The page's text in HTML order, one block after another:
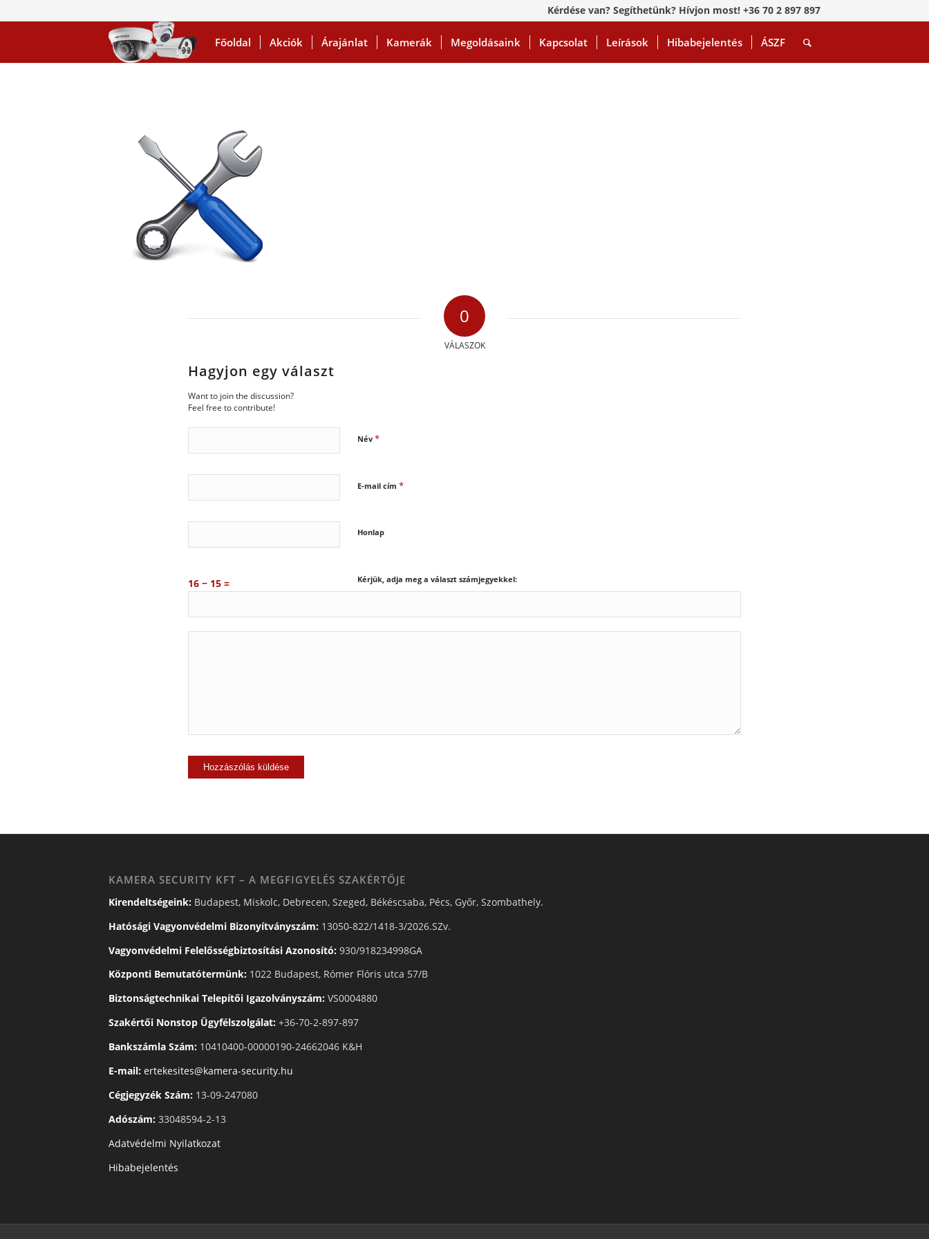
Kérdése van? Segíthetünk? Hívjon most! +36 70 2 897 897
Főoldal Akciók Árajánlat Kamerák Megoldásaink Kapcsolat Leírások Hibabejelentés ÁSZF
0
VÁLASZOK
Hagyjon egy választ
Want to join the discussion?
Feel free to contribute!
Név *
E-mail cím *
Honlap
Kérjük, adja meg a választ számjegyekkel:
16 − 15 =
KAMERA SECURITY KFT – A MEGFIGYELÉS SZAKÉRTŐJE
Kirendeltségeink: Budapest, Miskolc, Debrecen, Szeged, Békéscsaba, Pécs, Győr, Szombathely.
Hatósági Vagyonvédelmi Bizonyítványszám: 13050-822/1418-3/2026.SZv.
Vagyonvédelmi Felelősségbiztosítási Azonosító: 930/918234998GA
Központi Bemutatótermünk: 1022 Budapest, Rómer Flóris utca 57/B
Biztonságtechnikai Telepítői Igazolványszám: VS0004880
Szakértői Nonstop Ügyfélszolgálat: +36-70-2-897-897
Bankszámla Szám: 10410400-00000190-24662046 K&H
E-mail: ertekesites@kamera-security.hu
Cégjegyzék Szám: 13-09-247080
Adószám: 33048594-2-13
Adatvédelmi Nyilatkozat
Hibabejelentés